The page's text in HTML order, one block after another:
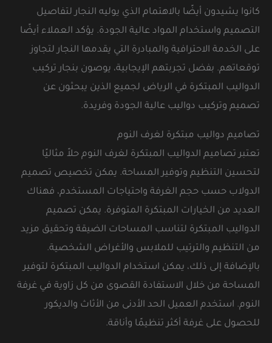
كانوا يشيدون أيضًا بالاهتمام الذي يوليه النجار لتفاصيل
التصميم واستخدام المواد عالية الجودة. يؤكد العملاء أيضًا
على الخدمة الاحترافية والمبادرة التي يقدمها النجار لتجاوز
توقعاتهم. بفضل تجربتهم الإيجابية، يوصون بنجار تركيب
الدواليب المبتكرة في الرياض لجميع الذين يبحثون عن
تصميم وتركيب دواليب عالية الجودة وفريدة.
تصاميم دواليب مبتكرة لغرف النوم
تعتبر تصاميم الدواليب المبتكرة لغرف النوم حلاً مثاليًا
لتحسين التنظيم وتوفير المساحة. يمكن تخصيص تصميم
الدولاب حسب حجم الغرفة واحتياجات المستخدم، فهناك
العديد من الخيارات المبتكرة المتوفرة. يمكن تصميم
الدواليب المبتكرة لتناسب المساحات الضيقة وتحقيق مزيد
من التنظيم والترتيب للملابس والأغراض الشخصية.
بالإضافة إلى ذلك، يمكن استخدام الدواليب المبتكرة لتوفير
المساحة من خلال الاستفادة القصوى من كل زاوية في غرفة
النوم. استخدم العميل الحد الأدنى من الأثاث والديكور
للحصول على غرفة أكثر تنظيمًا وأناقة.